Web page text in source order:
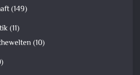
(149)
(11)
(10)